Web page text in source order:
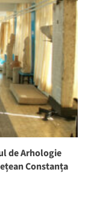
de Arhologie
Constanța